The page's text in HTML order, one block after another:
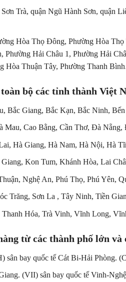
Trà, quận Ngũ Hành Sơn, quận
Hòa Thọ Đông, Phường Hòa
Hải Châu 1, Phường Hải
Hòa Thuận Tây, Phường Thanh
bộ các tỉnh thành Việt
Bắc Giang, Bắc Kạn, Bắc Ninh,
Mau, Cao Bằng, Cần Thơ, Đà
Hà Giang, Hà Nam, Hà Nội, Hà
Kon Tum, Khánh Hòa, Lai
Nghệ An, Phú Thọ, Phú Yên,
Trăng, Sơn La , Tây Ninh, Tiền
Hóa, Trà Vinh, Vĩnh Long,
từ các thành phố lớn và
sân bay quốc tế Cát Bi-Hải Phòng.
(VII) sân bay quốc tế Vinh-